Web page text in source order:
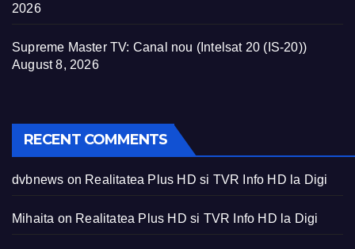
2026
Supreme Master TV: Canal nou (Intelsat 20 (IS-20))
August 8, 2026
RECENT COMMENTS
dvbnews on Realitatea Plus HD si TVR Info HD la Digi
Mihaita on Realitatea Plus HD si TVR Info HD la Digi